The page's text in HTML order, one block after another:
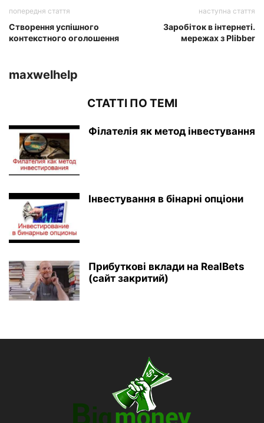
попередня стаття
Створення успішного
контекстного оголошення
наступна стаття
Заробіток в інтернеті.
мережах з Plibber
maxwelhelp
СТАТТІ ПО ТЕМІ
Філателія як метод інвестування
Інвестування в бінарні опціони
Прибуткові вклади на RealBets
(сайт закритий)